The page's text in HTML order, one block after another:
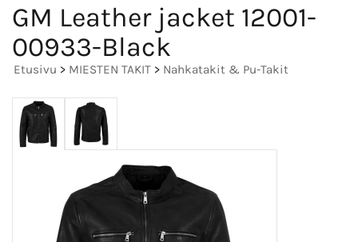
GM Leather jacket 12001-
00933-Black
Etusivu > MIESTEN TAKIT > Nahkatakit & Pu-Takit